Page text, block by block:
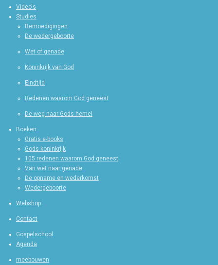
Video's
Studies
Bemoedigingen
De wedergeboorte
Wet of genade
Koninkrijk van God
Eindtijd
Redenen waarom God geneest
De weg naar Gods hemel
Boeken
Gratis e-books
Gods koninkrijk
105 redenen waarom God geneest
Van wet naar genade
De opname en wederkomst
Wedergeboorte
Webshop
Contact
Gospelschool
Agenda
meebouwen